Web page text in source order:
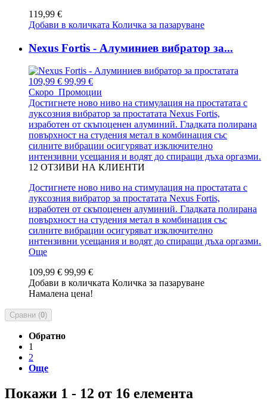
119,99 €
Добави в количката Количка за пазаруване
Nexus Fortis - Алуминиев вибратор за...
109,99 € 99,99 €
Скоро Промоции
Достигнете ново ниво на стимулация на простатата с
луксозния вибратор за простатата Nexus Fortis,
изработен от скъпоценен алуминий. Гладката полирана
повърхност на студения метал в комбинация със
силните вибрации осигуряват изключително
интензивни усещания и водят до спиращи дъха оргазми.
12 ОТЗИВИ НА КЛИЕНТИ
Достигнете ново ниво на стимулация на простатата с
луксозния вибратор за простатата Nexus Fortis,
изработен от скъпоценен алуминий. Гладката полирана
повърхност на студения метал в комбинация със
силните вибрации осигуряват изключително
интензивни усещания и водят до спиращи дъха оргазми.
Още
109,99 € 99,99 €
Добави в количката Количка за пазаруване
Намалена цена!
Сравни (0)
Обратно
1
2
Още
Покажи 1 - 12 от 16 елемента